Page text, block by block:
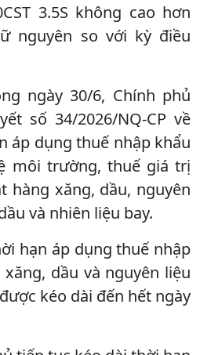
3.5S không cao hơn
nguyên so với kỳ điều
ngày 30/6, Chính phủ
số 34/2026/NQ-CP về
áp dụng thuế nhập khẩu
môi trường, thuế giá trị
hàng xăng, dầu, nguyên
và nhiên liệu bay.
hạn áp dụng thuế nhập
dầu và nguyên liệu
kéo dài đến hết ngày